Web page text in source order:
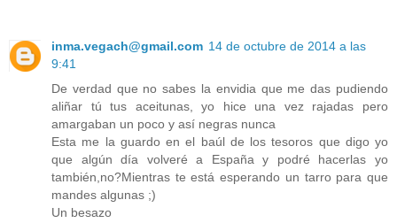
inma.vegach@gmail.com 14 de octubre de 2014 a las
9:41
De verdad que no sabes la envidia que me das pudiendo
aliñar tú tus aceitunas, yo hice una vez rajadas pero
amargaban un poco y así negras nunca
Esta me la guardo en el baúl de los tesoros que digo yo
que algún día volveré a España y podré hacerlas yo
también,no?Mientras te está esperando un tarro para que
mandes algunas ;)
Un besazo